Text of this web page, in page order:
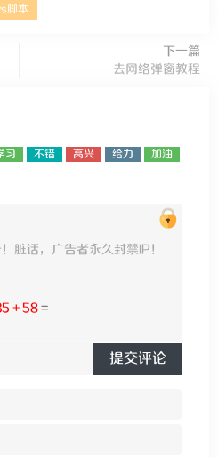
脚本
下一篇
去网络弹窗教程
习 不错 高兴 给力
加油
+ 58=
提交评论